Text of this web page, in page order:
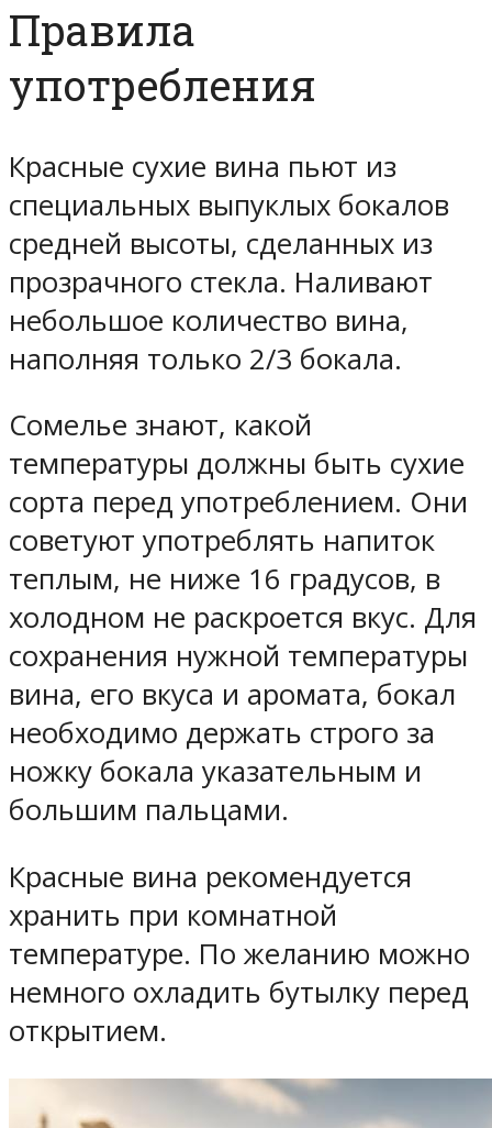
Правила
употребления
Красные сухие вина пьют из
специальных выпуклых бокалов
средней высоты, сделанных из
прозрачного стекла. Наливают
небольшое количество вина,
наполняя только 2/3 бокала.
Сомелье знают, какой
температуры должны быть сухие
сорта перед употреблением. Они
советуют употреблять напиток
теплым, не ниже 16 градусов, в
холодном не раскроется вкус. Для
сохранения нужной температуры
вина, его вкуса и аромата, бокал
необходимо держать строго за
ножку бокала указательным и
большим пальцами.
Красные вина рекомендуется
хранить при комнатной
температуре. По желанию можно
немного охладить бутылку перед
открытием.